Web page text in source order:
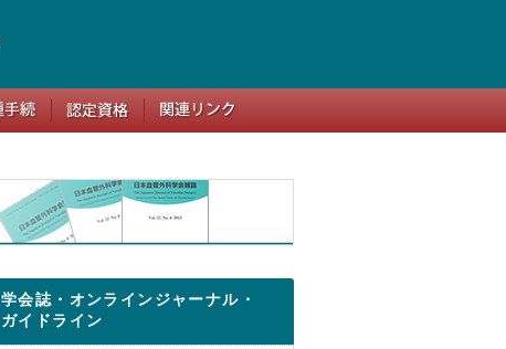
学会誌・オンラインジャーナル・
ガイドライン